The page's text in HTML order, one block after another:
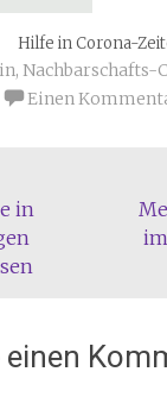
Hilfe in Corona-
, Nachbarschafts-
Einen
in
einen